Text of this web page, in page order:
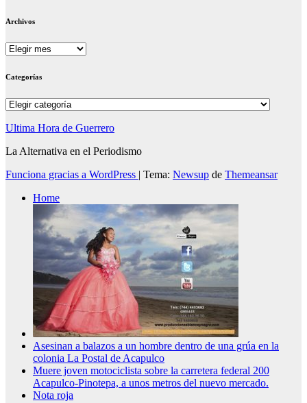
Archivos
Archivos
Categorías
Categorías
Ultima Hora de Guerrero
La Alternativa en el Periodismo
Funciona gracias a WordPress | Tema: Newsup de Themeansar
Home
Asesinan a balazos a un hombre dentro de una grúa en la
colonia La Postal de Acapulco
Muere joven motociclista sobre la carretera federal 200
Acapulco-Pinotepa, a unos metros del nuevo mercado.
Nota roja